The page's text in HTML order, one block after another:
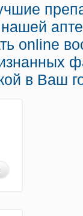
online
в Ваш